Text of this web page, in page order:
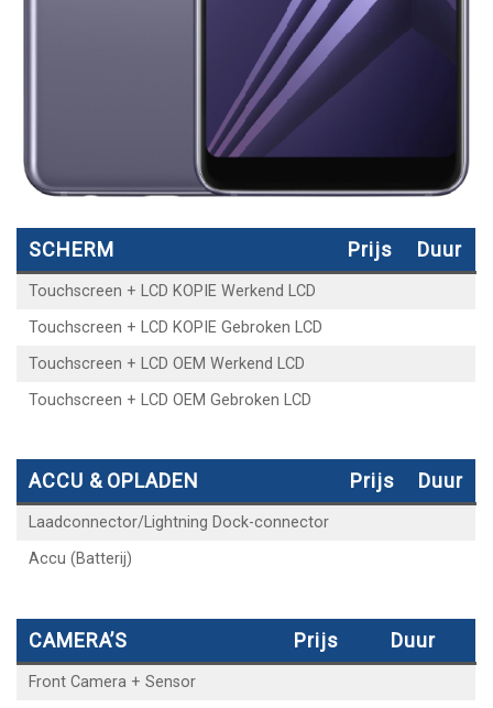
SCHERM Prijs Duur
Touchscreen + LCD KOPIE Werkend LCD
Touchscreen + LCD KOPIE Gebroken LCD
Touchscreen + LCD OEM Werkend LCD
Touchscreen + LCD OEM Gebroken LCD
ACCU & OPLADEN Prijs Duur
Laadconnector/Lightning Dock-connector
Accu (Batterij)
CAMERA’S Prijs Duur
Front Camera + Sensor